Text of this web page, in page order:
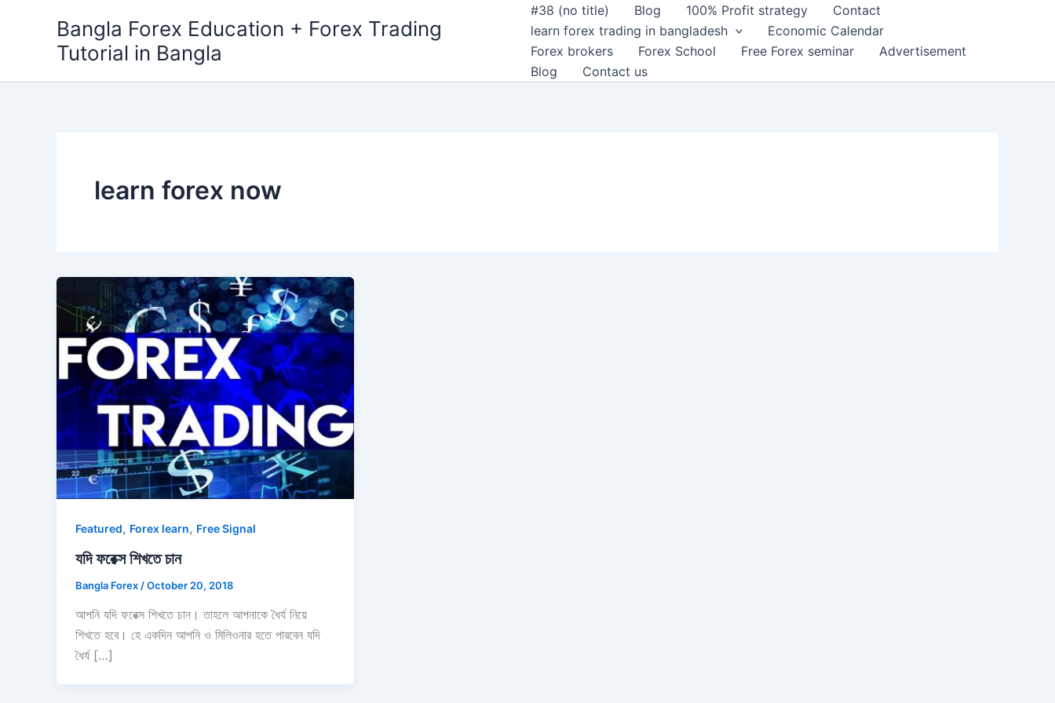
Bangla Forex Education + Forex Trading
Tutorial in Bangla
#38 (no title) Blog 100% Profit strategy
Contact
learn forex trading in bangladesh
Economic Calendar
Forex brokers
Forex School Free Forex seminar
Advertisement
Blog
Contact us
learn forex now
Featured, Forex learn, Free Signal
যদি ফরেক্স শিখতে চান
Bangla Forex /October 20, 2018
আপনি যদি ফরেক্স শিখতে চান। তাহলে আপনাকে ধৈর্য নিয়ে
শিখতে হবে। হে একদিন আপনি ও মিলিওনার হতে পারবেন যদি
ধৈর্য […]